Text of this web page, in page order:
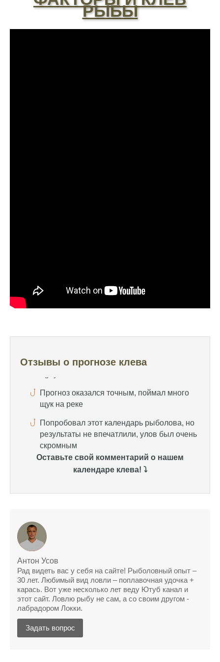
РЫБЫ
Отзывы о прогнозе клева
всегда помогает найти активных хищников
Скептически отношусь к этому календарю
Календарь рыболова иногда работает,
иногда нет, это всегда лотерея
скромным
отлично, уловил карпа и налима
Уже второй раз пользуюсь этим прогнозом,
всегда помогает найти активных хищников
Сегодня благодаря прогнозу клева удалось
полной ерундой, ни одной рыбы не поймал
Поймал всего одну рыбу, несмотря на
"удачный" прогноз клева, разочарован
Сегодняшний прогноз клева позволил мне
успешно поймать крупную щуку.
Прогноз клева на рыбалку на следующую
неделю обещает хорошие результаты.
Благодаря лунному календарю и прогнозу
Оставьте свой комментарий о нашем
календаре клева! ⤵️
Антон Усов
Рад видеть вас у себя на сайте! Рыболовный опыт –
30 лет. Любимый вид ловли – поплавочная удочка +
карась. Вот уже несколько лет веду Ютуб канал и
этот сайт. Ловлю рыбу не сам, а со своим другом -
лабрадором Локки.
Задать вопрос